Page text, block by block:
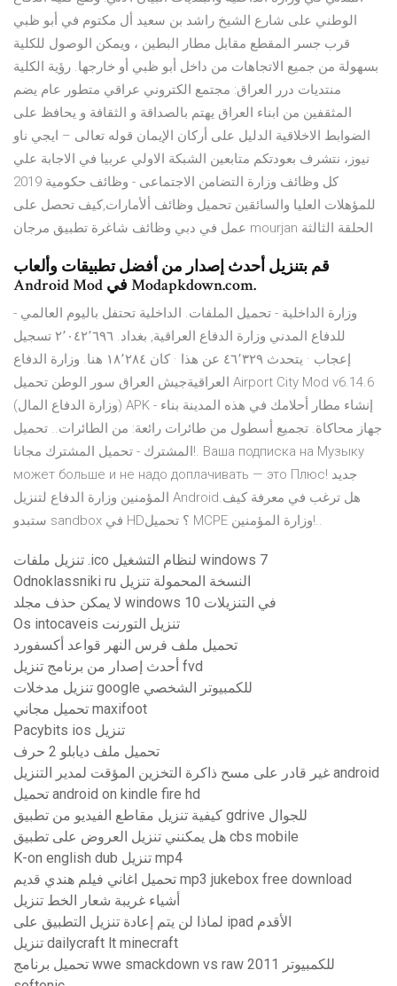
الوطني على شارع الشيخ راشد بن سعيد أل مكتوم في أبو ظبي
قرب جسر المقطع مقابل مطار البطين ، ويمكن الوصول للكلية
بسهولة من جميع الاتجاهات من داخل أبو ظبي أو خارجها. رؤية الكلية
منتديات درر العراق: مجتمع الكتروني عراقي متطور عام يضم
المثقفين من ابناء العراق يهتم بالصداقة و الثقافة و يحافظ على
الضوابط الاخلاقية الدليل على أركان الإيمان قوله تعالى – ايجي ناو
نيوز، نتشرف بعودتكم متابعين الشبكة الاولي عربيا في الاجابة علي
كل وظائف وزارة التضامن الاجتماعى - وظائف حكومية 2019
للمؤهلات العليا والسائقين تحميل وظائف ألأمارات,كيف تحصل على
عمل في دبي وظائف شاغرة تطبيق مرجان mourjan الحلقة الثالثة
قم بتنزيل أحدث إصدار من أفضل تطبيقات وألعاب
Android Mod في Modapkdown.com.
- وزارة الداخلية - تحميل الملفات. الداخلية تحتفل باليوم العالمي
للدفاع المدني ‏وزارة الدفاع العراقية‏, ‏بغداد‏. ‏‏٢٬٠٤٢٬٦٩٦‏ تسجيل
إعجاب · يتحدث ‏٤٦٬٣٢٩‏ عن هذا · كان ‏١٨٬٢٨٤‏ هنا‏. ‏وزارة الدفاع
العراقيةجيش العراق سور الوطن تحميل Airport City Mod v6.14.6
(وزارة الدفاع المال) APK - إنشاء مطار أحلامك في هذه المدينة بناء
جهاز محاكاة. تجميع أسطول من طائرات رائعة: من الطائرات.. تحميل
المشترك - تحميل المشترك مجانا!. Ваша подписка на Музыку
может больше и не надо доплачивать — это Плюс! جديد
المؤمنين وزارة الدفاع لتنزيل Android.هل ترغب في معرفة كيف
ستبدو sandbox في HD؟ تحميل MCPE وزارة المؤمنين!..
تنزيل ملفات .ico لنظام التشغيل windows 7
Odnoklassniki ru النسخة المحمولة تنزيل
لا يمكن حذف مجلد windows 10 في التنزيلات
Os intocaveis تنزيل التورنت
تحميل ملف فرس النهر قواعد أكسفورد
أحدث إصدار من برنامج تنزيل fvd
تنزيل مدخلات google للكمبيوتر الشخصي
تحميل مجاني maxifoot
Pacybits ios تنزيل
تحميل ملف ديابلو 2 حرف
غير قادر على مسح ذاكرة التخزين المؤقت لمدير التنزيل android
تحميل android on kindle fire hd
كيفية تنزيل مقاطع الفيديو من تطبيق gdrive للجوال
هل يمكنني تنزيل العروض على تطبيق cbs mobile
K-on english dub تنزيل mp4
تحميل اغاني فيلم هندي قديم mp3 jukebox free download
أشياء غريبة شعار الخط تنزيل
لماذا لن يتم إعادة تنزيل التطبيق على ipad الأقدم
تنزيل dailycraft lt minecraft
تحميل برنامج wwe smackdown vs raw 2011 للكمبيوتر